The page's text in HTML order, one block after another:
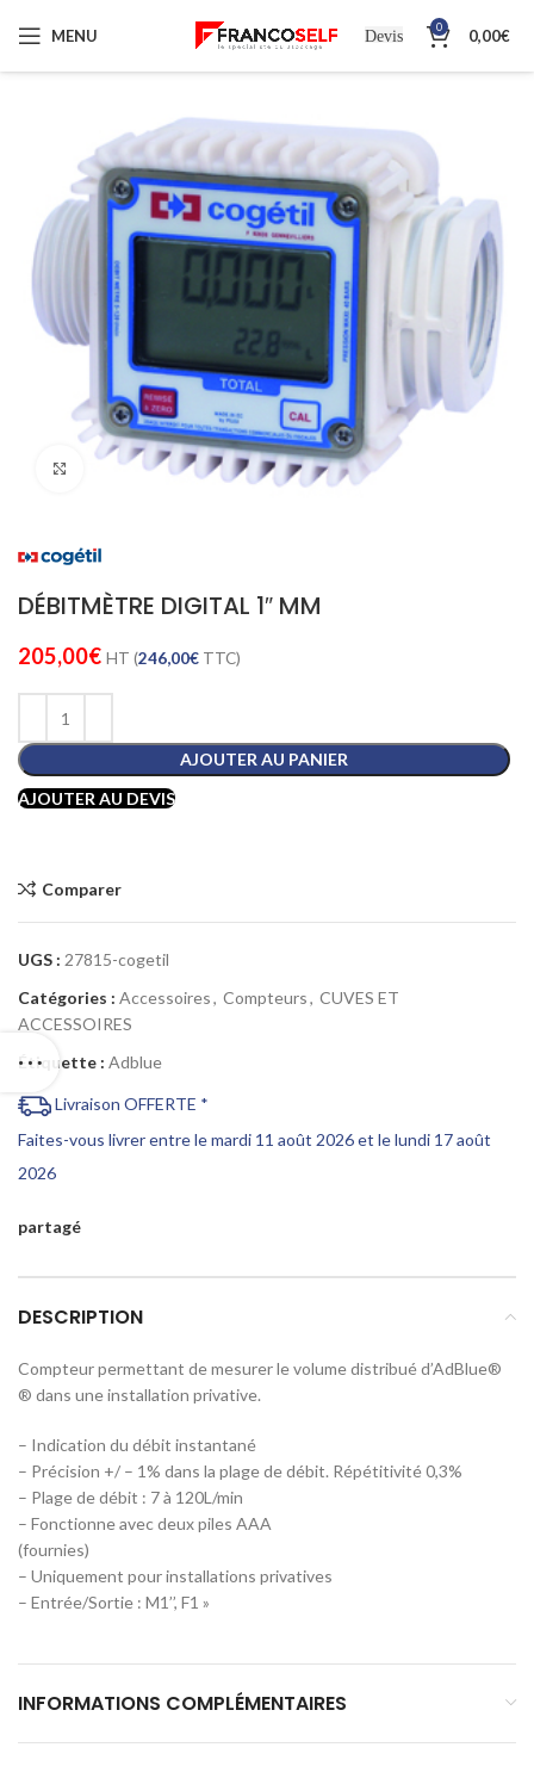
MENU Devis 0 0,00€
Cliquez pour agrandir
DÉBITMÈTRE DIGITAL 1″ MM
205,00€ HT (246,00€ TTC)
AJOUTER AU PANIER
AJOUTER AU DEVIS
Comparer
UGS : 27815-cogetil
Catégories : Accessoires, Compteurs, CUVES ET
ACCESSOIRES
Étiquette : Adblue
Livraison OFFERTE *
Faites-vous livrer entre le mardi 11 août 2026 et le lundi 17 août
2026
partagé
DESCRIPTION
Compteur permettant de mesurer le volume distribué d’AdBlue®
® dans une installation privative.
– Indication du débit instantané
– Précision +/ – 1% dans la plage de débit. Répétitivité 0,3%
– Plage de débit : 7 à 120L/min
– Fonctionne avec deux piles AAA
(fournies)
– Uniquement pour installations privatives
– Entrée/Sortie : M1’’, F1 »
INFORMATIONS COMPLÉMENTAIRES